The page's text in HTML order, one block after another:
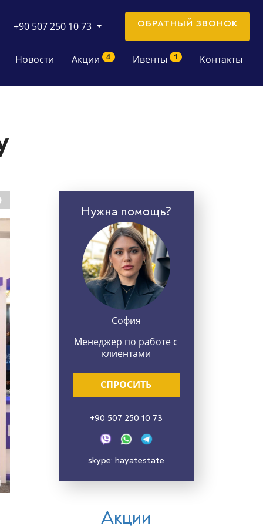
+90 507 250 10 73 ОБРАТНЫЙ ЗВОНОК
Новости Акции 4 Ивенты 1 Контакты
Нужна помощь?
София
Менеджер по работе с
клиентами
СПРОСИТЬ
+90 507 250 10 73
skype: hayatestate
Акции